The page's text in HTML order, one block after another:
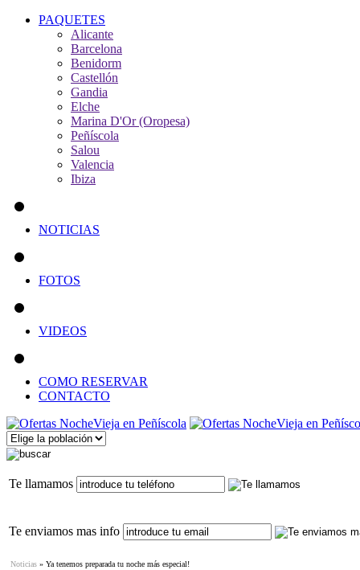
PAQUETES
Alicante
Barcelona
Benidorm
Castellón
Gandia
Elche
Marina D'Or (Oropesa)
Peñíscola
Salou
Valencia
Ibiza
NOTICIAS
FOTOS
VIDEOS
COMO RESERVAR
CONTACTO
Te llamamos
Te enviamos mas info
Noticias » Ya tenemos preparada tu noche más especial!